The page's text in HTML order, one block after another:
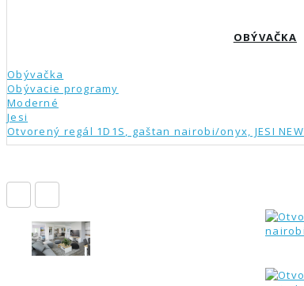
OBÝVAČKA
Obývačka
Obývacie programy
Moderné
Jesi
Otvorený regál 1D1S, gaštan nairobi/onyx, JESI NEW